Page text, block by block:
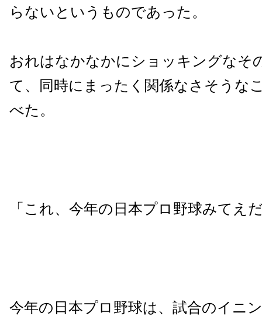
らないというものであった。
おれはなかなかにショッキングなそ
て、同時にまったく関係なさそうな
べた。
「これ、今年の日本プロ野球みてえ
今年の日本プロ野球は、試合のイニ